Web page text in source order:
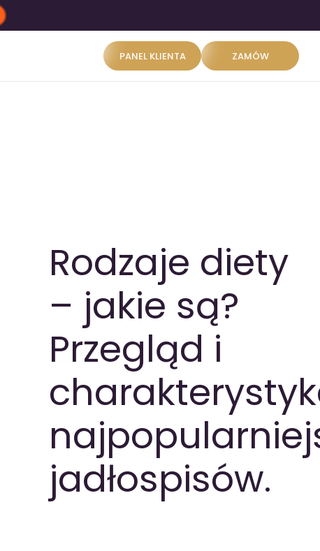
PAKIETY MEDYCZNE
PANEL KLIENTA ZAMÓW
Rodzaje diety
– jakie są?
Przegląd i
jadłospisów.